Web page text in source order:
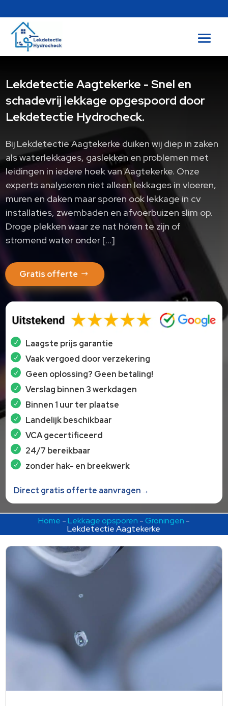
Lekdetectie Aagtekerke - Snel en
schadevrij lekkage opgespoord door
Lekdetectie Hydrocheck.
Bij Lekdetectie Aagtekerke duiken wij diep in zaken
als waterlekkages, gaslekken en problemen met
leidingen in iedere hoek van Aagtekerke.​ Onze
experts analyseren niet alleen lekkages in vloeren,
muren en daken maar sporen ook lekkage in cv
installaties, zwembaden en afvoerbuizen slim op.​
Droge plekken waar ze nat hóren te zijn of
stromend water onder […]
Gratis offerte
Laagste prijs garantie
Vaak vergoed door verzekering
Geen oplossing? Geen betaling!
Verslag binnen 3 werkdagen
Binnen 1 uur ter plaatse
Landelijk beschikbaar
VCA gecertificeerd
24/7 bereikbaar
zonder hak- en breekwerk
Direct gratis offerte aanvragen→
Home -Lekkage opsporen -Groningen -
Lekdetectie Aagtekerke